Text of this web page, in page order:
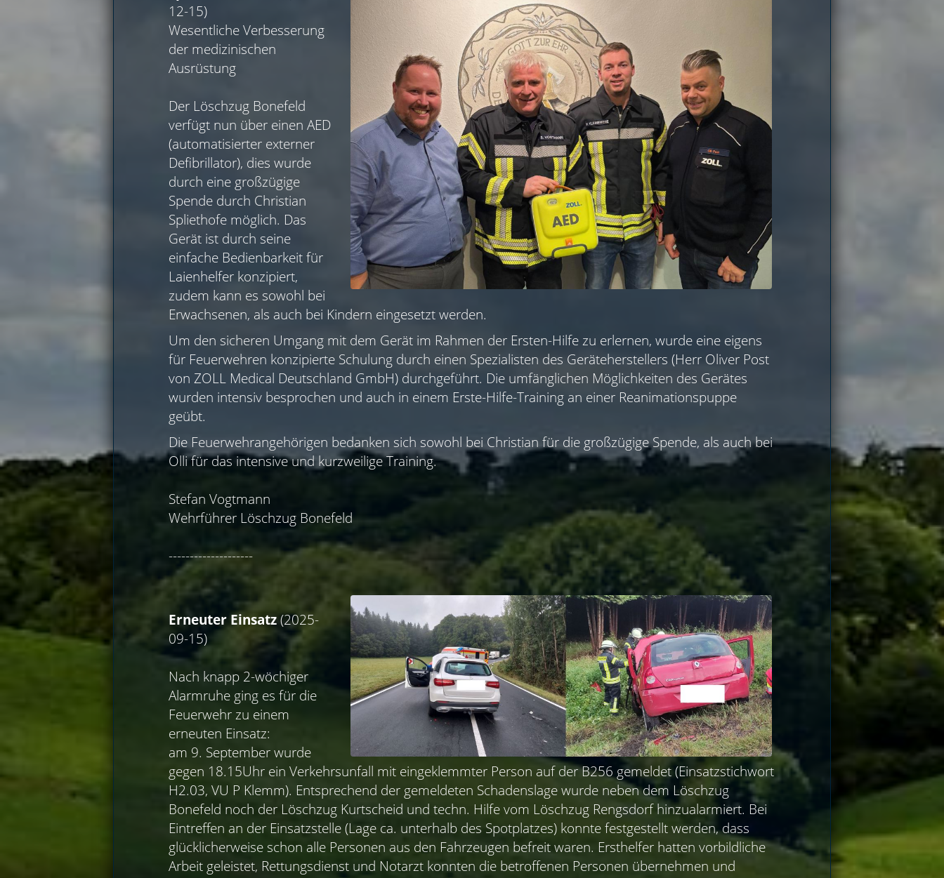
12-15)
Wesentliche Verbesserung
der medizinischen
Ausrüstung
Der Löschzug Bonefeld
verfügt nun über einen AED
(automatisierter externer
Defibrillator), dies wurde
durch eine großzügige
Spende durch Christian
Spliethofe möglich. Das
Gerät ist durch seine
einfache Bedienbarkeit für
Laienhelfer konzipiert,
zudem kann es sowohl bei
Erwachsenen, als auch bei Kindern eingesetzt werden.
Um den sicheren Umgang mit dem Gerät im Rahmen der Ersten-Hilfe zu erlernen, wurde eine eigens
für Feuerwehren konzipierte Schulung durch einen Spezialisten des Geräteherstellers (Herr Oliver Post
von ZOLL Medical Deutschland GmbH) durchgeführt. Die umfänglichen Möglichkeiten des Gerätes
wurden intensiv besprochen und auch in einem Erste-Hilfe-Training an einer Reanimationspuppe
geübt.
Die Feuerwehrangehörigen bedanken sich sowohl bei Christian für die großzügige Spende, als auch bei
Olli für das intensive und kurzweilige Training.
Stefan Vogtmann
Wehrführer Löschzug Bonefeld
--------------------
Erneuter Einsatz(2025-
09-15)
Nach knapp 2-wöchiger
Alarmruhe ging es für die
Feuerwehr zu einem
erneuten Einsatz:
am 9. September wurde
gegen 18.15Uhr ein Verkehrsunfall mit eingeklemmter Person auf der B256 gemeldet (Einsatzstichwort
H2.03, VU P Klemm). Entsprechend der gemeldeten Schadenslage wurde neben dem Löschzug
Bonefeld noch der Löschzug Kurtscheid und techn. Hilfe vom Löschzug Rengsdorf hinzualarmiert. Bei
Eintreffen an der Einsatzstelle (Lage ca. unterhalb des Spotplatzes) konnte festgestellt werden, dass
glücklicherweise schon alle Personen aus den Fahrzeugen befreit waren. Ersthelfer hatten vorbildliche
Arbeit geleistet, Rettungsdienst und Notarzt konnten die betroffenen Personen übernehmen und